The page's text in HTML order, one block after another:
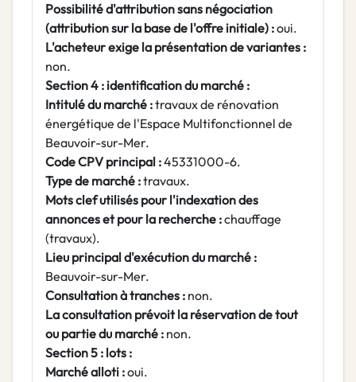
Possibilité d'attribution sans négociation
(attribution sur la base de l'offre initiale) :oui.
L'acheteur exige la présentation de variantes :
non.
Section 4 : identification du marché :
Intitulé du marché :travaux de rénovation
énergétique de l'Espace Multifonctionnel de
Beauvoir-sur-Mer.
Code CPV principal :45331000-6.
Type de marché :travaux.
Mots clef utilisés pour l'indexation des
annonces et pour la recherche :chauffage
(travaux).
Lieu principal d'exécution du marché :
Beauvoir-sur-Mer.
Consultation à tranches : non.
La consultation prévoit la réservation de tout
ou partie du marché : non.
Section 5 : lots :
Marché alloti :oui.